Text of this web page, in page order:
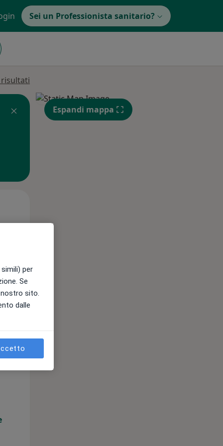
Sei un Professionista sanitario?
Lun,
Espandi mappa
per
Se
sito.
dalle